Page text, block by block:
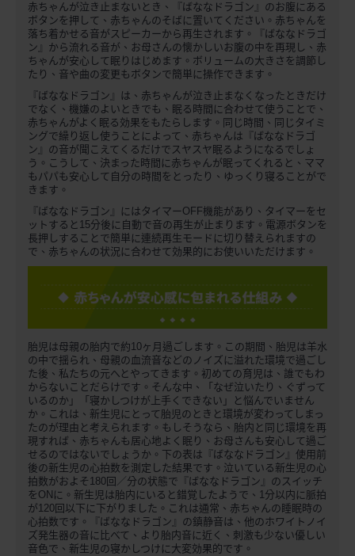
赤ちゃんが泣き止まないとき、『ばななドラゴン』のお腹にある
ボタンを押して、赤ちゃんのそばに置いてください。赤ちゃんを
落ち着かせる音がスピーカーから再生されます。『ばななドラゴ
ン』から流れる音が、お母さんの懐かしいお腹の中を再現し、赤
ちゃんが安心して眠りはじめます。ボリュームの大きさを調節し
たり、音や曲の変更もボタンで簡単に操作できます。
『ばななドラゴン』は、赤ちゃんが泣き止まなくなったときだけ
でなく、機嫌のよいときでも、眠る時間に合わせて使うことで、
赤ちゃんがよく眠る効果をもたらします。同じ時間、同じタイミ
ングで繰り返し使うことによって、赤ちゃんは『ばななドラゴ
ン』の音が聞こえてくるだけでスヤスヤ眠るようになるでしょ
う。こうして、決まった時間に赤ちゃんが眠ってくれると、ママ
もパパも安心して自分の時間をとったり、ゆっくり寝ることがで
きます。
『ばななドラゴン』にはタイマーOFF機能があり、タイマーをセ
ットすると15分後に自動で音の再生が止まります。電源ボタンを
長押しすることで簡単に連続再生モードに切り替えられますの
で、赤ちゃんの状況に合わせて効果的にお使いいただけます。
胎児は母親の胎内で約10ヶ月過ごします。この期間、胎児は羊水
の中で揺られ、母親の血流音などのノイズに溢れた環境で過ごし
た後、私たちの元へとやってきます。初めての育児は、誰でもわ
からないことだらけです。そんな中、「なぜ泣いたり、ぐずって
いるのか」「寝かしつけが上手くできない」と悩んでいません
か。これは、新生児にとって胎児のときと環境が変わってしまっ
たのが理由と考えられます。もしそうなら、胎内と同じ環境を再
現すれば、赤ちゃんも居心地よく眠り、お母さんも安心して過ご
せるのではないでしょうか。下の表は『ばななドラゴン』使用前
後の新生児の心拍数を測定した結果です。泣いている新生児の心
拍数がおよそ180回／分の状態で『ばななドラゴン』のスイッチ
をONに。新生児は胎内にいると錯覚したようで、1分以内に脈拍
が120回以下に下がりました。これは通常、赤ちゃんの睡眠時の
心拍数です。『ばななドラゴン』の鎮静音は、他のホワイトノイ
ズ発生器の音に比べて、より胎内音に近く、刺激も少ない優しい
音色で、新生児の寝かしつけに大変効果的です。